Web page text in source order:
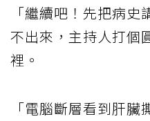
「繼續吧！先把病
不出來，主持人打個
裡。
「電腦斷層看到肝